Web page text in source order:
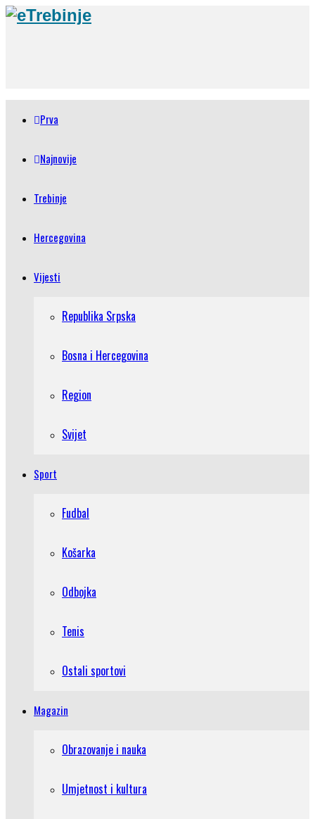
Prva
Najnovije
Trebinje
Hercegovina
Vijesti
Republika Srpska
Bosna i Hercegovina
Region
Svijet
Sport
Fudbal
Košarka
Odbojka
Tenis
Ostali sportovi
Magazin
Obrazovanje i nauka
Umjetnost i kultura